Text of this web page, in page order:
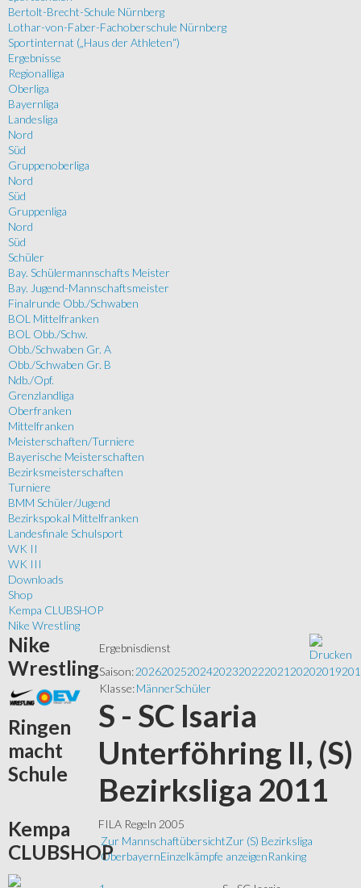
Bertolt-Brecht-Schule Nürnberg
Lothar-von-Faber-Fachoberschule Nürnberg
Sportinternat („Haus der Athleten“)
Ergebnisse
Regionalliga
Oberliga
Bayernliga
Landesliga
Nord
Süd
Gruppenoberliga
Nord
Süd
Gruppenliga
Nord
Süd
Schüler
Bay. Schülermannschafts Meister
Bay. Jugend-Mannschaftsmeister
Finalrunde Obb./Schwaben
BOL Mittelfranken
BOL Obb./Schw.
Obb./Schwaben Gr. A
Obb./Schwaben Gr. B
Ndb./Opf.
Grenzlandliga
Oberfranken
Mittelfranken
Meisterschaften/Turniere
Bayerische Meisterschaften
Bezirksmeisterschaften
Turniere
BMM Schüler/Jugend
Bezirkspokal Mittelfranken
Landesfinale Schulsport
WK II
WK III
Downloads
Shop
Kempa CLUBSHOP
Nike Wrestling
Ergebnisdienst
Saison:202620252024202320222021 20202019
Klasse:MännerSchüler
S - SC Isaria
Unterföhring II, (S)
Bezirksliga 2011
FILA Regeln 2005
Zur MannschaftübersichtZur (S) Bezirksliga
OberbayernEinzelkämpfe anzeigenRanking
Nike
Wrestling
Ringen
macht
Schule
Kempa
CLUBSHOP